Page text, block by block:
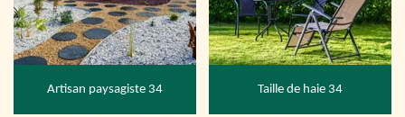
Artisan paysagiste 34 Taille de haie 34